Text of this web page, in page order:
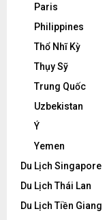
Paris
Philippines
Thổ Nhĩ Kỳ
Thụy Sỹ
Trung Quốc
Uzbekistan
Ý
Yemen
Du Lịch Singapore
Du Lịch Thái Lan
Du Lịch Tiền Giang